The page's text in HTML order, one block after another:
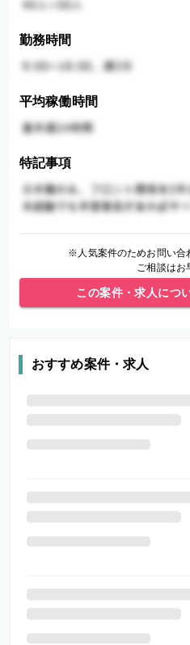
勤務時間
平均稼働時間
特記事項
※人気案件のためお問い合
ご相談はお
この案件・求人につ
おすすめ案件・求人